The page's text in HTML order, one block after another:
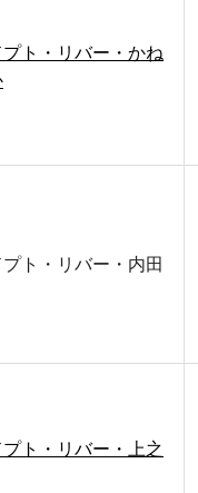
プト・リバー・かね
プト・リバー・内田
プト・リバー・上之